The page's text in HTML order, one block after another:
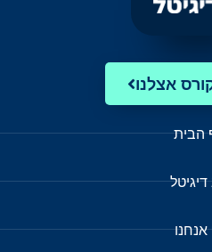
אצלנו
הבית
דיגיטל
אנחנו